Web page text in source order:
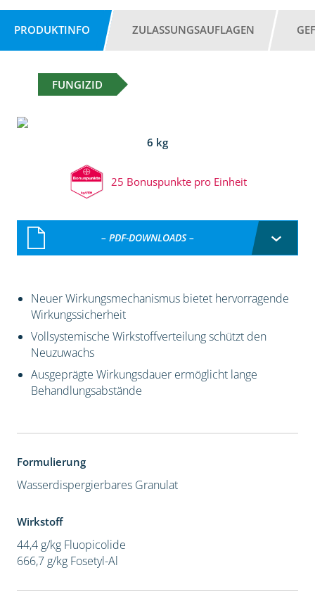
PRODUKTINFO ZULASSUNGSAUFLAGEN
FUNGIZID
6 kg
25 Bonuspunkte pro Einheit
– PDF-DOWNLOADS –
Neuer Wirkungsmechanismus bietet hervorragende
Wirkungssicherheit
Vollsystemische Wirkstoffverteilung schützt den
Neuzuwachs
Ausgeprägte Wirkungsdauer ermöglicht lange
Behandlungsabstände
Formulierung
Wasserdispergierbares Granulat
Wirkstoff
44,4 g/kg Fluopicolide
666,7 g/kg Fosetyl-Al